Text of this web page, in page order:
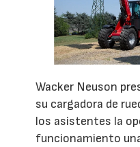
Wacker Neuson
su cargadora de
los asistentes la
funcionamiento